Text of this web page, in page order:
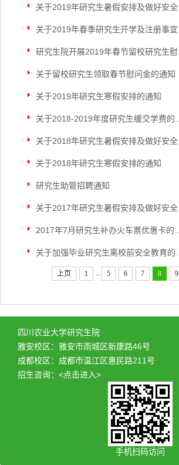
关于2019年研究生暑假安排及做好安全工作通知
关于2019年春季研究生开学及注册事宜的通知
研究生院开展2019年春节留校研究生慰问活动
关于留校研究生领取春节慰问金的通知
关于2019年研究生寒假安排的通知
关于2018-2019年度研究生缓交学费的通知
关于2018年研究生暑假安排及做好安全工作通知
关于2018年研究生寒假安排的通知
研究生助管招聘通知
关于2017年研究生暑假安排及做好安全工作通知
2017年7月研究生补办火车票优惠卡的通知
关于加强毕业研究生离校前安全教育的通知
上页 1 5 6 7 8 9
四川农业大学研究生院
雅安校区：雅安市雨城区新康路46号
成都校区：成都市温江区惠民路211号
招生咨询： <点击进入>
手机扫码访问